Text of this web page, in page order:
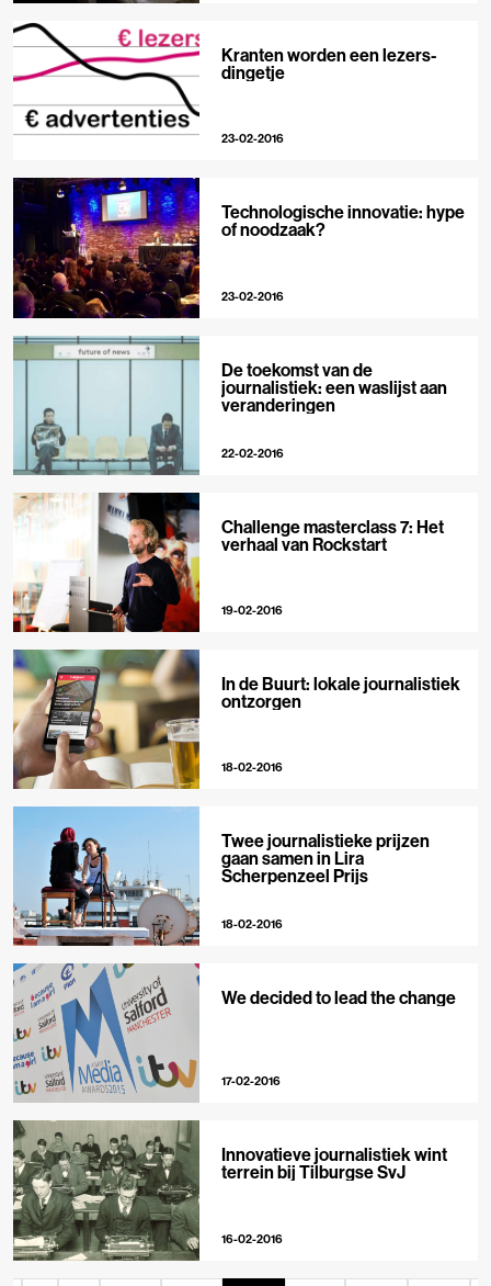
Kranten worden een lezers-
dingetje
23-02-2016
Technologische innovatie: hype
of noodzaak?
23-02-2016
De toekomst van de
journalistiek: een waslijst aan
veranderingen
22-02-2016
Challenge masterclass 7: Het
verhaal van Rockstart
19-02-2016
In de Buurt: lokale journalistiek
ontzorgen
18-02-2016
Twee journalistieke prijzen
gaan samen in Lira
Scherpenzeel Prijs
18-02-2016
We decided to lead the change
17-02-2016
Innovatieve journalistiek wint
terrein bij Tilburgse SvJ
16-02-2016